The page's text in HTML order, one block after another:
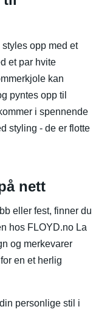
opp med et
et par hvite
kan
pyntes opp til
i spennende
styling - de er flotte
nett
eller fest, finner du
hos FLOYD.no La
og merkevarer
en et herlig
personlige stil i